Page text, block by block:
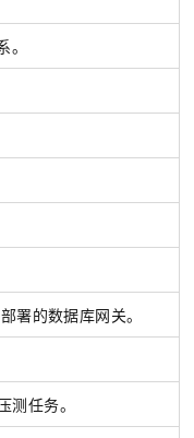
署的数据库网关。
测任务。